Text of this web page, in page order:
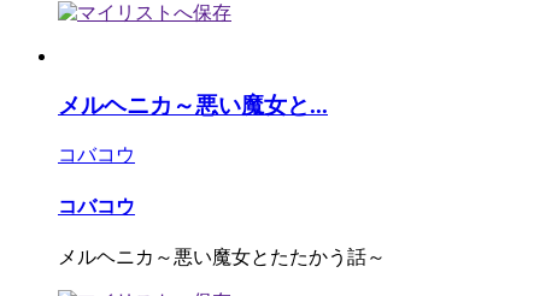
メルヘニカ～悪い魔女と...
コバコウ
コバコウ
メルヘニカ～悪い魔女とたたかう話～